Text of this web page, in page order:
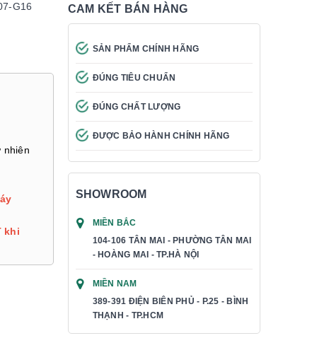
G16
nhiên
khi
CAM KẾT BÁN HÀNG
SẢN PHẨM CHÍNH HÃNG
ĐÚNG TIÊU CHUẨN
ĐÚNG CHẤT LƯỢNG
ĐƯỢC BẢO HÀNH CHÍNH HÃNG
SHOWROOM
MIỀN BẮC
104-106 TÂN MAI - PHƯỜNG TÂN MAI
- HOÀNG MAI - TP.HÀ NỘI
MIỀN NAM
389-391 ĐIỆN BIÊN PHỦ - P.25 - BÌNH
THẠNH - TP.HCM